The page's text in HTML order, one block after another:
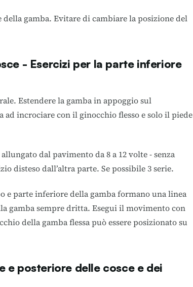
gamba. Evitare di cambiare la posizione del
- Esercizi per la parte inferiore
Estendere la gamba in appoggio sul
ad incrociare con il ginocchio flesso e solo il piede
dal pavimento da 8 a 12 volte - senza
disteso dall’altra parte. Se possibile 3 serie.
e parte inferiore della gamba formano una linea
gamba sempre dritta. Esegui il movimento con
della gamba flessa può essere posizionato su
e posteriore delle cosce e dei